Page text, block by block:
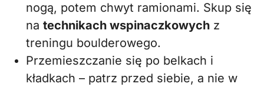
nogą, potem chwyt ramionami. Skup się
na technikach wspinaczkowych z
treningu boulderowego.
Przemieszczanie się po belkach i
kładkach – patrz przed siebie, a nie w